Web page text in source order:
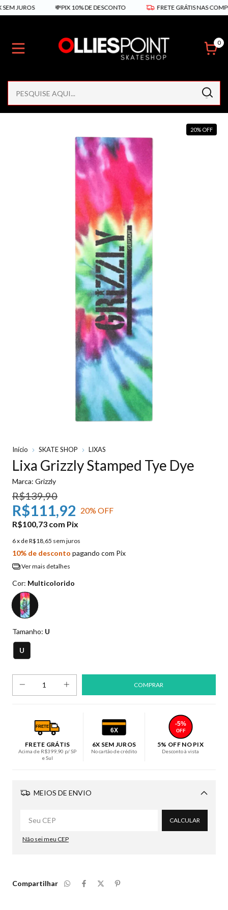
JUROS 💸PIX 10% DE DESCONTO FRETE GRÁTIS NAS
0
20% OFF
Início SKATE SHOP LIXAS
Lixa Grizzly Stamped Tye Dye
Marca: Grizzly
R$139,90
R$111,92 20% OFF
R$100,73 com Pix
6x deR$18,65 sem juros
10% de desconto pagando com Pix
Ver mais detalhes
Cor: Multicolorido
Tamanho: U
U
FRETE
FRETE GRÁTIS
Acima de R$399,90 p/ SP
e Sul
6X
6X SEM JUROS
No cartão de crédito
-5%
OFF
5% OFF NO PIX
Desconto à vista
MEIOS DE ENVIO
Alterar CEP
CALCULAR
Não sei meu CEP
Compartilhar